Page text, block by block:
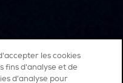
les cookies
fins d'analyse et de
d’analyse pour